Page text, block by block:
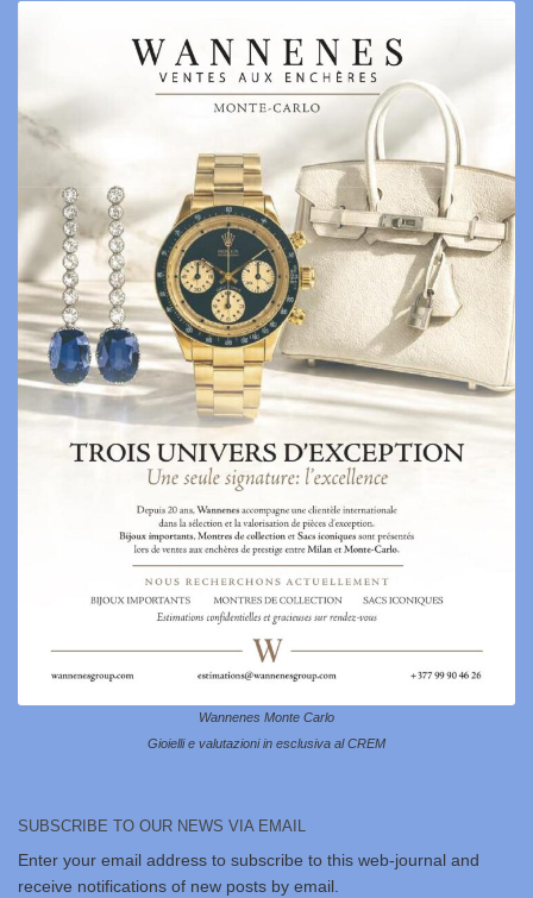
Wannenes Monte Carlo
Gioielli e valutazioni in esclusiva al CREM
SUBSCRIBE TO OUR NEWS VIA EMAIL
Enter your email address to subscribe to this web-journal and
receive notifications of new posts by email.